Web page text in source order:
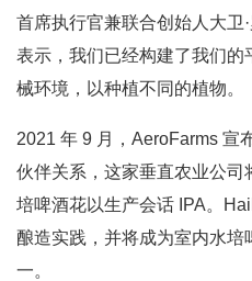
首席执行官兼联合创始人大卫
表示，我们已经构建了我们
械环境，以种植不同的植物。
2021 年 9 月，AeroFarms 宣
伙伴关系，这家垂直农业公
培啤酒花以生产会话 IPA。
酿造实践，并将成为室内水培
一。